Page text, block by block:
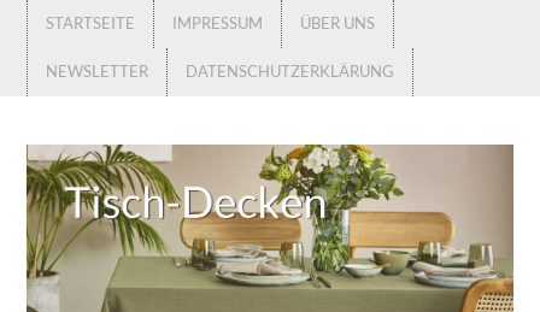
STARTSEITE IMPRESSUM ÜBER UNS
NEWSLETTER DATENSCHUTZERKLÄRUNG